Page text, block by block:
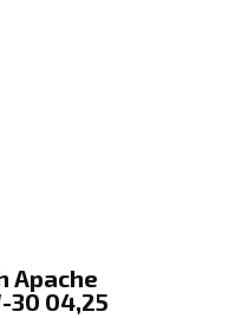
Apache
30 04,25